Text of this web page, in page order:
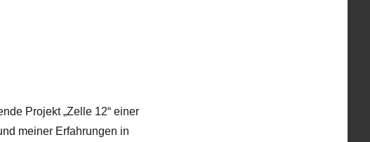
Projekt „Zelle 12“ einer
meiner Erfahrungen in